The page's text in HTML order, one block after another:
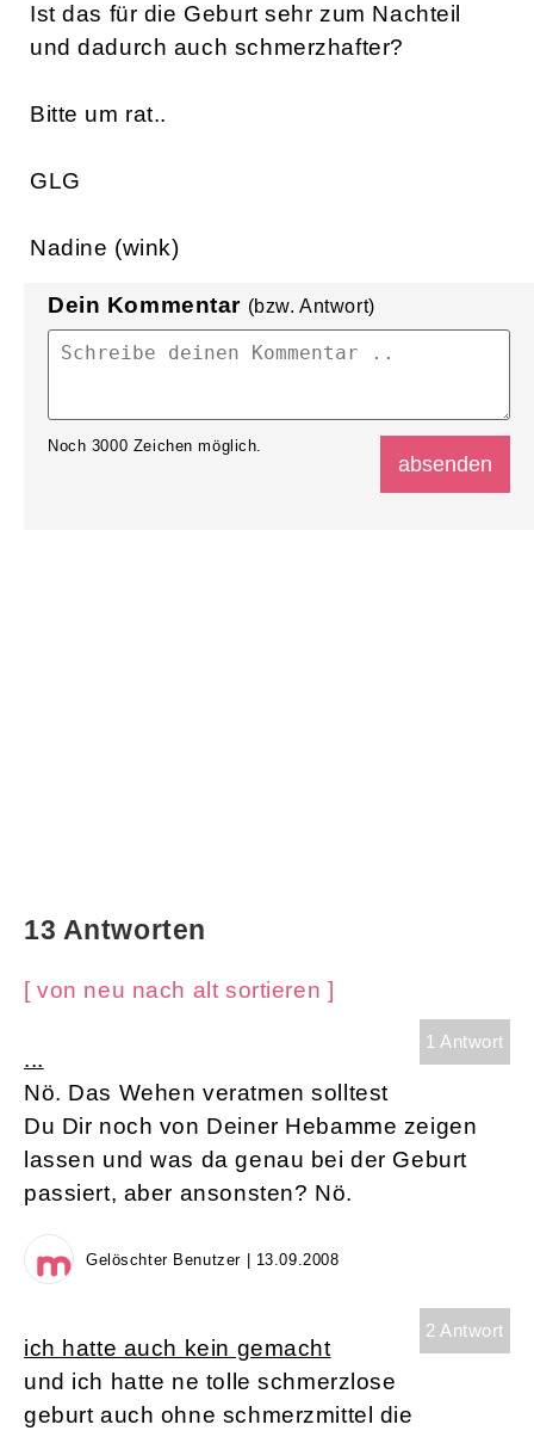
Ist das für die Geburt sehr zum Nachteil
und dadurch auch schmerzhafter?
Bitte um rat..
GLG
Nadine (wink)
Dein Kommentar (bzw. Antwort)
Noch 3000 Zeichen möglich.
13 Antworten
[ von neu nach alt sortieren ]
1 Antwort
...
Nö. Das Wehen veratmen solltest
Du Dir noch von Deiner Hebamme zeigen
lassen und was da genau bei der Geburt
passiert, aber ansonsten? Nö.
Gelöschter Benutzer | 13.09.2008
2 Antwort
ich hatte auch kein gemacht
und ich hatte ne tolle schmerzlose
geburt auch ohne schmerzmittel die